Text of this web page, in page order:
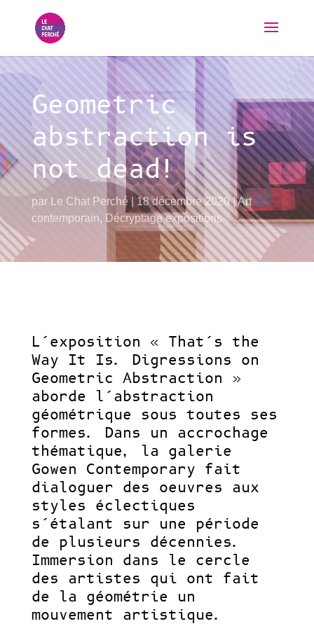
Geometric
abstraction is
not dead!
par Le Chat Perché 18 décembre 2020
Art
contemporain, Décryptage expositions
L’exposition « That’s the
Way It Is. Digressions on
Geometric Abstraction »
aborde l’abstraction
géométrique sous toutes ses
formes. Dans un accrochage
thématique, la galerie
Gowen Contemporary fait
dialoguer des oeuvres aux
styles éclectiques
s’étalant sur une période
de plusieurs décennies.
Immersion dans le cercle
des artistes qui ont fait
de la géométrie un
mouvement artistique.